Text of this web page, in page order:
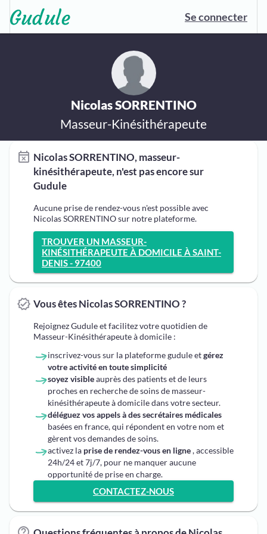
Se connecter
Nicolas SORRENTINO
Masseur-Kinésithérapeute
Nicolas SORRENTINO, masseur-
kinésithérapeute, n'est pas encore sur
Gudule
Aucune prise de rendez-vous n'est possible avec
Nicolas SORRENTINO sur notre plateforme.
TROUVER UN MASSEUR-
KINÉSITHÉRAPEUTE À DOMICILE À SAINT-
DENIS - 97400
Vous êtes Nicolas SORRENTINO ?
Rejoignez Gudule et facilitez votre quotidien de
Masseur-Kinésithérapeute à domicile :
inscrivez-vous sur la plateforme gudule etgérez
votre activité en toute simplicité
soyez visibleauprès des patients et de leurs
proches en recherche de soins de masseur-
kinésithérapeute à domicile dans votre secteur.
déléguez vos appels à des secrétaires médicales
basées en france, qui répondent en votre nom et
gèrent vos demandes de soins.
activez la prise de rendez-vous en ligne, accessible
24h/24 et 7j/7, pour ne manquer aucune
opportunité de prise en charge.
CONTACTEZ-NOUS